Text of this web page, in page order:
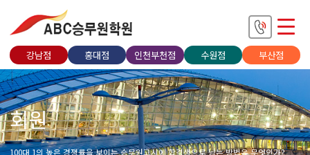
강남점 홍대점 인천부천점 수원점 부산점
회원
100대 1의 높은 경쟁률을 보이는 승무원고시에 합격생으로 남는 방법은 무엇인가?